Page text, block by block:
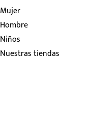
Mujer
Hombre
Niños
Nuestras tiendas